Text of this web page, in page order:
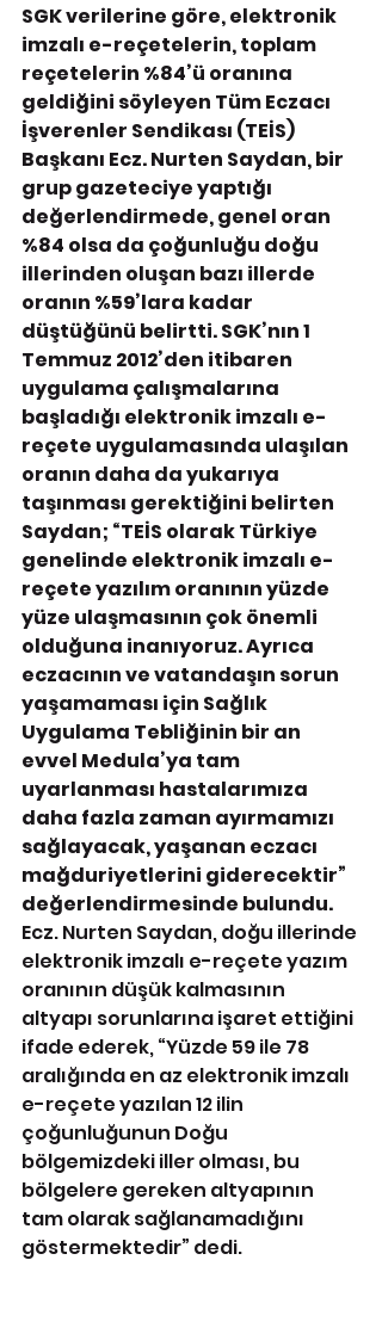
SGK verilerine göre, elektronik
imzalı e-reçetelerin, toplam
reçetelerin %84’ü oranına
geldiğini söyleyen Tüm Eczacı
İşverenler Sendikası (TEİS)
Başkanı Ecz. Nurten Saydan, bir
grup gazeteciye yaptığı
değerlendirmede, genel oran
%84 olsa da çoğunluğu doğu
illerinden oluşan bazı illerde
oranın %59’lara kadar
düştüğünü belirtti. SGK’nın 1
Temmuz 2012’den itibaren
uygulama çalışmalarına
başladığı elektronik imzalı e-
reçete uygulamasında ulaşılan
oranın daha da yukarıya
taşınması gerektiğini belirten
Saydan; “TEİS olarak Türkiye
genelinde elektronik imzalı e-
reçete yazılım oranının yüzde
yüze ulaşmasının çok önemli
olduğuna inanıyoruz. Ayrıca
eczacının ve vatandaşın sorun
yaşamaması için Sağlık
Uygulama Tebliğinin bir an
evvel Medula’ya tam
uyarlanması hastalarımıza
daha fazla zaman ayırmamızı
sağlayacak, yaşanan eczacı
mağduriyetlerini giderecektir”
değerlendirmesinde bulundu.
Ecz. Nurten Saydan, doğu illerinde
elektronik imzalı e-reçete yazım
oranının düşük kalmasının
altyapı sorunlarına işaret ettiğini
ifade ederek, “Yüzde 59 ile 78
aralığında en az elektronik imzalı
e-reçete yazılan 12 ilin
çoğunluğunun Doğu
bölgemizdeki iller olması, bu
bölgelere gereken altyapının
tam olarak sağlanamadığını
göstermektedir” dedi.